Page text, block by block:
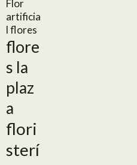
Flor
artificia
lflores
flore
s la
plaz
a
flori
sterí